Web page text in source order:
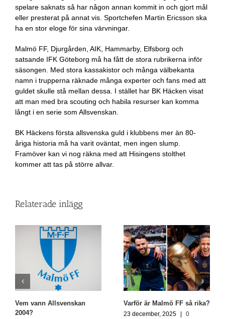
spelare saknats så har någon annan kommit in och gjort mål
eller presterat på annat vis. Sportchefen Martin Ericsson ska
ha en stor eloge för sina värvningar.
Malmö FF, Djurgården, AIK, Hammarby, Elfsborg och
satsande IFK Göteborg må ha fått de stora rubrikerna inför
säsongen. Med stora kassakistor och många välbekanta
namn i trupperna räknade många experter och fans med att
guldet skulle stå mellan dessa. I stället har BK Häcken visat
att man med bra scouting och habila resurser kan komma
långt i en serie som Allsvenskan.
BK Häckens första allsvenska guld i klubbens mer än 80-
åriga historia må ha varit oväntat, men ingen slump.
Framöver kan vi nog räkna med att Hisingens stolthet
kommer att tas på större allvar.
Relaterade inlägg
Vem vann Allsvenskan
2004?
Varför är Malmö FF så rika?
23 december, 2025
0